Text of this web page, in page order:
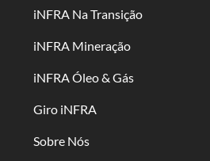
iNFRA Na Transição
iNFRA Mineração
iNFRA Óleo & Gás
Giro iNFRA
Sobre Nós